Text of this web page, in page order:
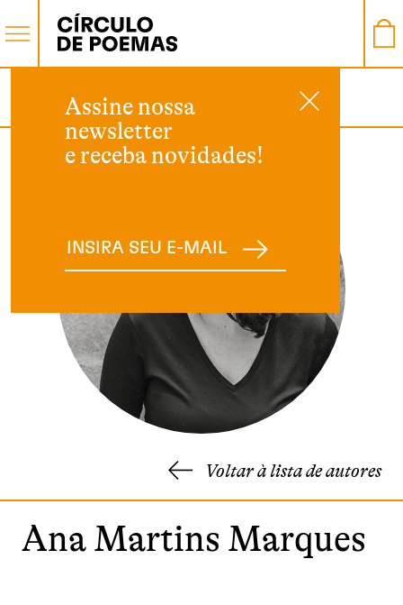
Voltar à lista de autores
Ana Martins Marques
Assine nossa
newsletter
e receba novidades!